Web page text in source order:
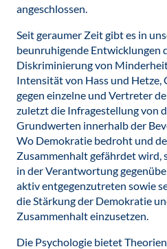
angeschlossen.
Seit geraumer Zeit gibt es in
beunruhigende Entwicklungen
Diskriminierung von
Intensität von Hass und
gegen einzelne und Vertreter
zuletzt die Infragestellung von
Grundwerten innerhalb der
Wo Demokratie bedroht und
Zusammenhalt gefährdet wird,
in der Verantwortung
aktiv entgegenzutreten sowie
die Stärkung der Demokratie
Zusammenhalt einzusetzen.
Die Psychologie bietet